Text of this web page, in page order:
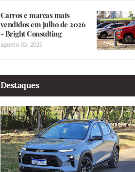
Carros e marcas mais
vendidos em julho de 2026
- Bright Consulting
agosto 03, 2026
Destaques